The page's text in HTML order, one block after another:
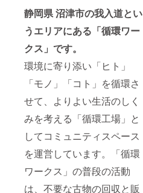
静岡県 沼津市の我入道とい
うエリアにある「循環ワー
クス」です。
環境に寄り添い「ヒト」
「モノ」「コト」を循環さ
せて、よりよい生活のしく
みを考える「循環工場」と
してコミュニティスペース
を運営しています。「循環
ワークス」の普段の活動
は、不要な古物の回収と販